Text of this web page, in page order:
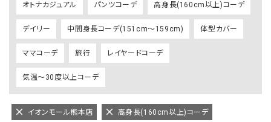
オトナカジュアル パンツコーデ 高身長(160cm以上)コーデ
デイリー 中間身長コーデ(151cm～159cm) 体型カバー
ママコーデ 旅行 レイヤードコーデ
気温～30度以上コーデ
イオンモール熊本店 高身長(160cm以上)コーデ